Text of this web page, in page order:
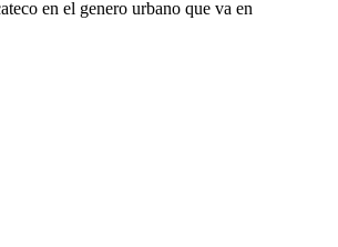
en el genero urbano que va en